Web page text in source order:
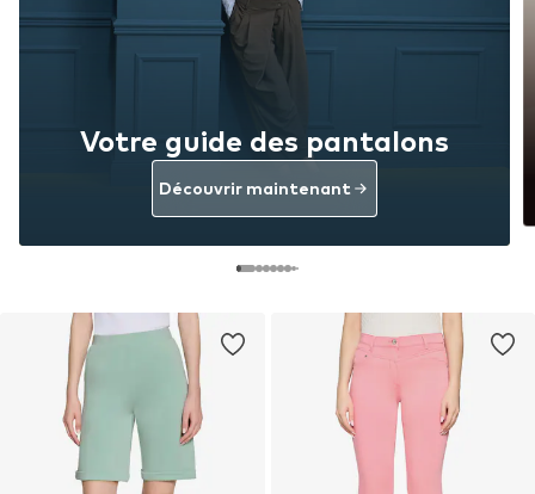
Votre guide des pantalons
Découvrir maintenant